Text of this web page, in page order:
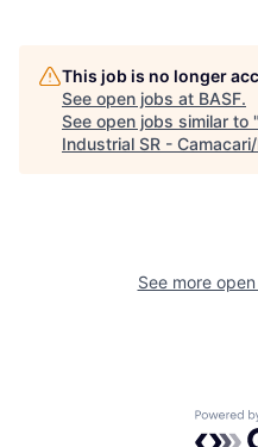
This job is no longer
See open jobs at BASF.
See open jobs similar to "
Industrial SR -
See more